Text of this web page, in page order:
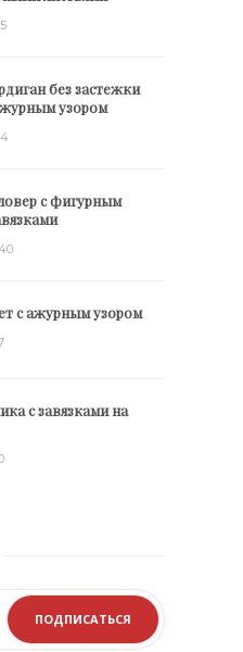
без застежки
узором
с фигурным
с ажурным узором
с завязками на